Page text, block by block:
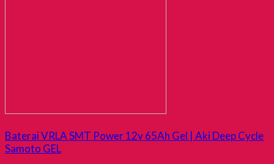
Baterai VRLA SMT Power 12v 65Ah Gel | Aki Deep Cycle
Samoto GEL